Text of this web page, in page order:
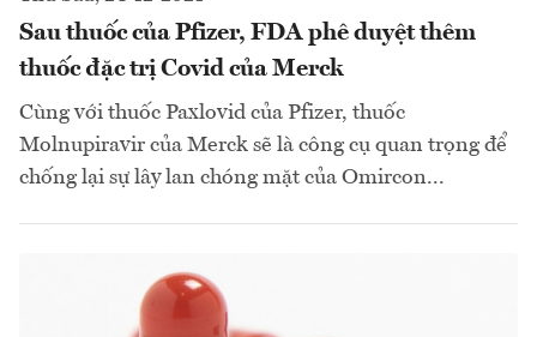
Sau thuốc của Pfizer, FDA phê duyệt thêm
thuốc đặc trị Covid của Merck
Cùng với thuốc Paxlovid của Pfizer, thuốc
Molnupiravir của Merck sẽ là công cụ quan trọng để
chống lại sự lây lan chóng mặt của Omircon...